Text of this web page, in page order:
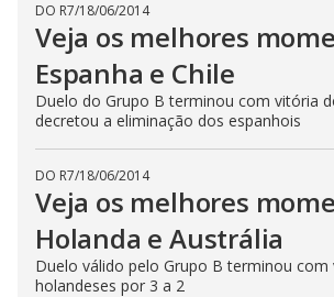
DO R7/18/06/2014
Veja os melhores
Espanha e Chile
Duelo do Grupo B terminou com vitória
decretou a eliminação dos espanhois
DO R7/18/06/2014
Veja os melhores
Holanda e Austrália
Duelo válido pelo Grupo B terminou com
holandeses por 3 a 2